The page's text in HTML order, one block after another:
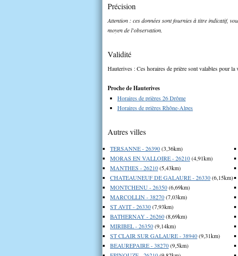
Précision
Attention : ces données sont fournies à titre indicatif,
moyen de l'observation.
Validité
Hauterives : Ces horaires de prière sont valables pour la
Proche de Hauterives
Horaires de prières 26 Drôme
Horaires de prières Rhône-Alpes
Autres villes
TERSANNE - 26390(3,36km)
MORAS EN VALLOIRE - 26210(4,91km)
MANTHES - 26210(5,43km)
CHATEAUNEUF DE GALAURE - 26330(6,15km)
MONTCHENU - 26350(6,69km)
MARCOLLIN - 38270(7,03km)
ST AVIT - 26330(7,93km)
BATHERNAY - 26260(8,69km)
MIRIBEL - 26350(9,14km)
ST CLAIR SUR GALAURE - 38940(9,31km)
BEAUREPAIRE - 38270(9,5km)